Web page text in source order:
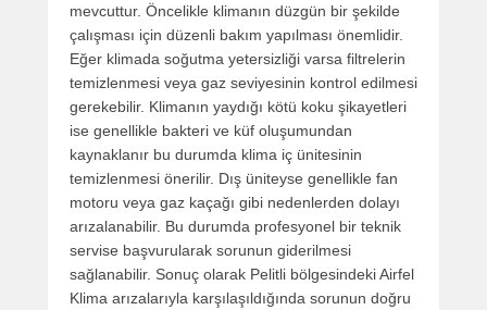
mevcuttur. Öncelikle klimanın düzgün bir şekilde
çalışması için düzenli bakım yapılması önemlidir.
Eğer klimada soğutma yetersizliği varsa filtrelerin
temizlenmesi veya gaz seviyesinin kontrol edilmesi
gerekebilir. Klimanın yaydığı kötü koku şikayetleri
ise genellikle bakteri ve küf oluşumundan
kaynaklanır bu durumda klima iç ünitesinin
temizlenmesi önerilir. Dış üniteyse genellikle fan
motoru veya gaz kaçağı gibi nedenlerden dolayı
arızalanabilir. Bu durumda profesyonel bir teknik
servise başvurularak sorunun giderilmesi
sağlanabilir. Sonuç olarak Pelitli bölgesindeki Airfel
Klima arızalarıyla karşılaşıldığında sorunun doğru